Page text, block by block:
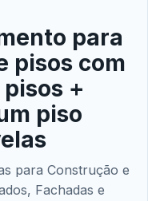
para
pisos com
+
piso
para Construção e
Fachadas e